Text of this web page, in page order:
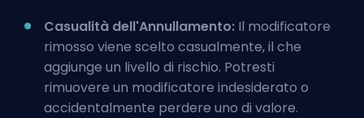
Casualità dell'Annullamento: Il modificatore
rimosso viene scelto casualmente, il che
aggiunge un livello di rischio. Potresti
rimuovere un modificatore indesiderato o
accidentalmente perdere uno di valore.